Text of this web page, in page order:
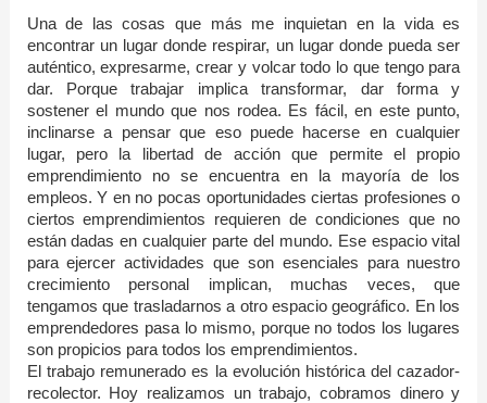
Una de las cosas que más me inquietan en la vida es
encontrar un lugar donde respirar, un lugar donde pueda ser
auténtico, expresarme, crear y volcar todo lo que tengo para
dar. Porque trabajar implica transformar, dar forma y
sostener el mundo que nos rodea. Es fácil, en este punto,
inclinarse a pensar que eso puede hacerse en cualquier
lugar, pero la libertad de acción que permite el propio
emprendimiento no se encuentra en la mayoría de los
empleos. Y en no pocas oportunidades ciertas profesiones o
ciertos emprendimientos requieren de condiciones que no
están dadas en cualquier parte del mundo. Ese espacio vital
para ejercer actividades que son esenciales para nuestro
crecimiento personal implican, muchas veces, que
tengamos que trasladarnos a otro espacio geográfico. En los
emprendedores pasa lo mismo, porque no todos los lugares
son propicios para todos los emprendimientos.
El trabajo remunerado es la evolución histórica del cazador-
recolector. Hoy realizamos un trabajo, cobramos dinero y